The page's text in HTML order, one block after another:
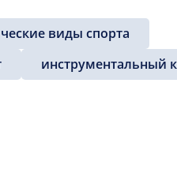
виды спорта
инструментальный